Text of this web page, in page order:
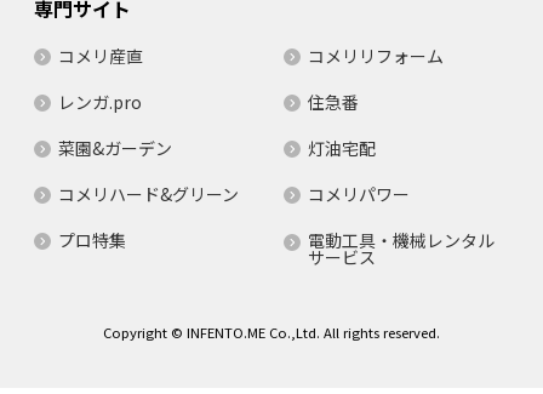
専門サイト
コメリ産直
コメリリフォーム
レンガ.pro
住急番
菜園&ガーデン
灯油宅配
コメリハード&グリーン
コメリパワー
プロ特集
電動工具・機械レンタル
サービス
Copyright © INFENTO.ME Co.,Ltd. All rights reserved.